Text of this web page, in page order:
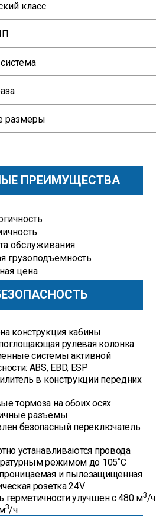
класс
размеры
ПРЕИМУЩЕСТВА
обслуживания
грузоподъемность
цена
конструкция кабины
рулевая колонка
системы активной
ABS, EBD, ESP
в конструкции передних
тормоза на обоих осях
разъемы
безопасный переключатель
устанавливаются провода
режимом до 105˚С
и пылезащищенная
розетка 24V
герметичности улучшен с 480 м3/ч
3/ч